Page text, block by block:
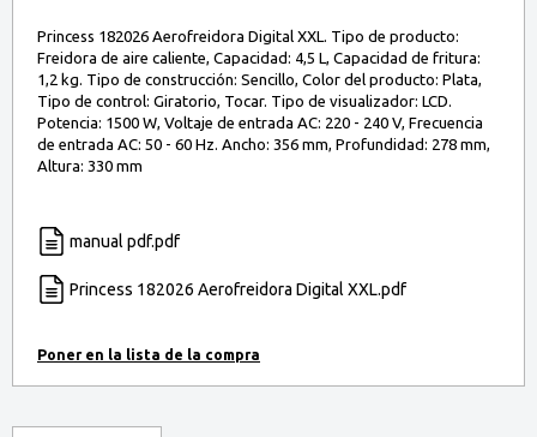
Princess 182026 Aerofreidora Digital XXL. Tipo de producto:
Freidora de aire caliente, Capacidad: 4,5 L, Capacidad de fritura:
1,2 kg. Tipo de construcción: Sencillo, Color del producto: Plata,
Tipo de control: Giratorio, Tocar. Tipo de visualizador: LCD.
Potencia: 1500 W, Voltaje de entrada AC: 220 - 240 V, Frecuencia
de entrada AC: 50 - 60 Hz. Ancho: 356 mm, Profundidad: 278 mm,
Altura: 330 mm
manual pdf.pdf
Princess 182026 Aerofreidora Digital XXL.pdf